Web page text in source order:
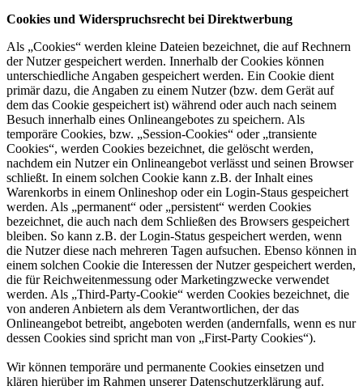
Cookies und Widerspruchsrecht bei Direktwerbung
Als „Cookies“ werden kleine Dateien bezeichnet, die auf Rechnern
der Nutzer gespeichert werden. Innerhalb der Cookies können
unterschiedliche Angaben gespeichert werden. Ein Cookie dient
primär dazu, die Angaben zu einem Nutzer (bzw. dem Gerät auf
dem das Cookie gespeichert ist) während oder auch nach seinem
Besuch innerhalb eines Onlineangebotes zu speichern. Als
temporäre Cookies, bzw. „Session-Cookies“ oder „transiente
Cookies“, werden Cookies bezeichnet, die gelöscht werden,
nachdem ein Nutzer ein Onlineangebot verlässt und seinen Browser
schließt. In einem solchen Cookie kann z.B. der Inhalt eines
Warenkorbs in einem Onlineshop oder ein Login-Staus gespeichert
werden. Als „permanent“ oder „persistent“ werden Cookies
bezeichnet, die auch nach dem Schließen des Browsers gespeichert
bleiben. So kann z.B. der Login-Status gespeichert werden, wenn
die Nutzer diese nach mehreren Tagen aufsuchen. Ebenso können in
einem solchen Cookie die Interessen der Nutzer gespeichert werden,
die für Reichweitenmessung oder Marketingzwecke verwendet
werden. Als „Third-Party-Cookie“ werden Cookies bezeichnet, die
von anderen Anbietern als dem Verantwortlichen, der das
Onlineangebot betreibt, angeboten werden (andernfalls, wenn es nur
dessen Cookies sind spricht man von „First-Party Cookies“).
Wir können temporäre und permanente Cookies einsetzen und
klären hierüber im Rahmen unserer Datenschutzerklärung auf.